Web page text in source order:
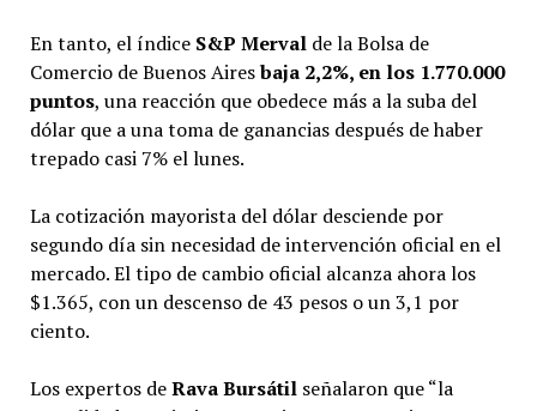
En tanto, el índice S&P Mervalde la Bolsa de
Comercio de Buenos Airesbaja 2,2%, en los 1.770.000
puntos, una reacción que obedece más a la suba del
dólar que a una toma de ganancias después de haber
trepado casi 7% el lunes.
La cotización mayorista del dólar desciende por
segundo día sin necesidad de intervención oficial en el
mercado. El tipo de cambio oficial alcanza ahora los
$1.365, con un descenso de 43 pesos o un 3,1 por
ciento.
Los expertos deRava Bursátil señalaron que “la